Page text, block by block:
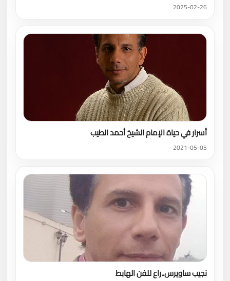
2025-02-26
أسرار في حياة الإمام الشيخ أحمد الطيب
2021-05-05
نجيب ساويرس..راع للفن الهابط